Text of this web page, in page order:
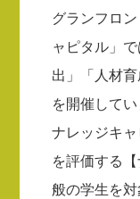
グランフロ
ャピタル」
出」「人材
を開催してい
ナレッジキ
を評価する
般の学生を